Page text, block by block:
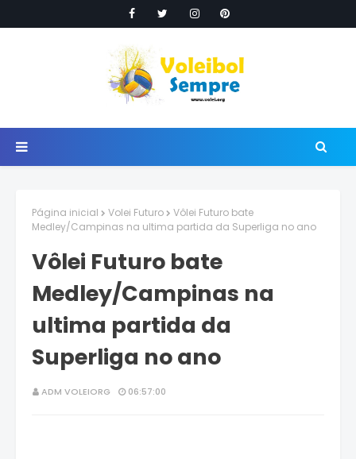
Página inicial Volei Futuro
Vôlei Futuro bate
Medley/Campinas na ultima partida da Superliga no ano
Vôlei Futuro bate
Medley/Campinas na
ultima partida da
Superliga no ano
ADM VOLEIORG 06:57:00